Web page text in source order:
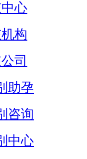
心
构
司
助孕
咨询
中心